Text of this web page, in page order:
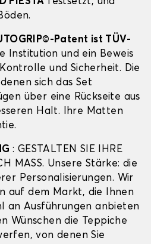
Patent ist TÜV-
Institution und ein Beweis
und Sicherheit. Die
sich das Set
über eine Rückseite aus
Halt. Ihre Matten
: GESTALTEN SIE IHRE
MASS. Unsere Stärke: die
Personalisierungen. Wir
auf dem Markt, die Ihnen
an Ausführungen anbieten
Wünschen die Teppiche
von denen Sie